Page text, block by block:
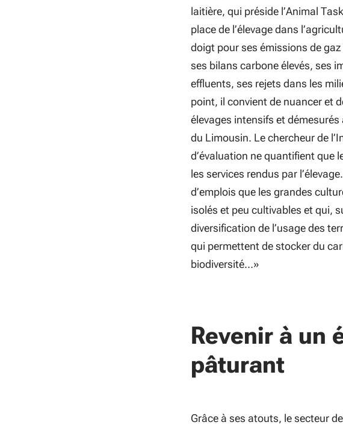
laitière, qui préside l’Animal
place de l’élevage dans
doigt pour ses émissions de
ses bilans carbone élevés, ses
effluents, ses rejets dans les
point, il convient de nuancer et
élevages intensifs et démesurés
du Limousin. Le chercheur de
d’évaluation ne quantifient que
les services rendus par
d’emplois que les grandes
isolés et peu cultivables et qui,
diversification de l’usage des
qui permettent de stocker du
biodiversité…»
Revenir à un
pâturant
Grâce à ses atouts, le secteur